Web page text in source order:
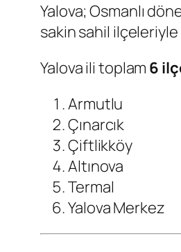
Yalova; Osmanlı
sakin sahil
Yalova ili toplam 6
Armutlu
Çınarcık
Çiftlikköy
Altınova
Termal
Yalova Merkez